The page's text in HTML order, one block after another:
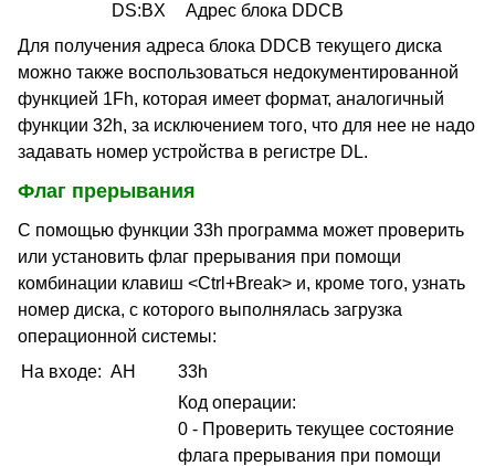
DS:BX
Адрес блока DDCB
Для получения адреса блока DDCB текущего диска
можно также воспользоваться недокументированной
функцией 1Fh, которая имеет формат, аналогичный
функции 32h, за исключением того, что для нее не надо
задавать номер устройства в регистре DL.
Флаг прерывания
С помощью функции 33h программа может проверить
или установить флаг прерывания при помощи
комбинации клавиш <Ctrl+Break> и, кроме того, узнать
номер диска, с которого выполнялась загрузка
операционной системы:
На входе: AH 33h
Код операции:
0 - Проверить текущее состояние
флага прерывания при помощи